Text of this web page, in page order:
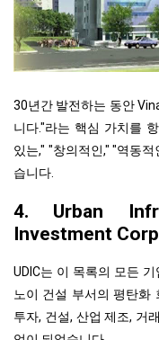
30년간 발전하는 동안
니다."라는 핵심 가치를
있는," "창의적인," "역동
습니다.
4. Urban
Investment
UDIC는 이 목록의 모든
노이 건설 부서의 평탄화
투자, 건설, 산업 제조, 거